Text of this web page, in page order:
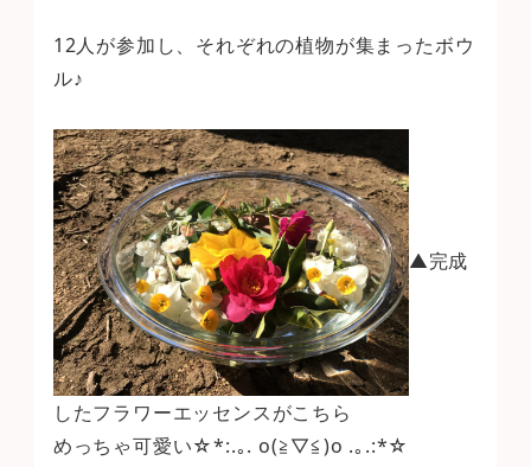
12人が参加し、それぞれの植物が集まったボウ
ル♪
▲完成
したフラワーエッセンスがこちら
めっちゃ可愛い☆*:.｡. o(≧▽≦)o .｡.:*☆